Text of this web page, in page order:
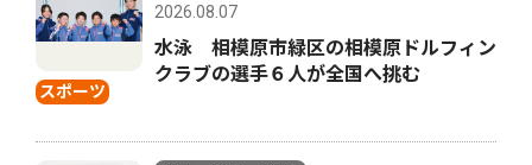
スポーツ
2026.08.07
水泳 相模原市緑区の相模原ドルフィン
クラブの選手６人が全国へ挑む